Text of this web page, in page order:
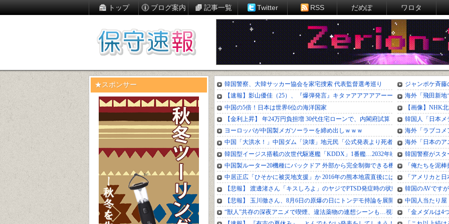
トップ ブログ案内 記事一覧 Twitter RSS だめぽ ワロタ
★スポンサー